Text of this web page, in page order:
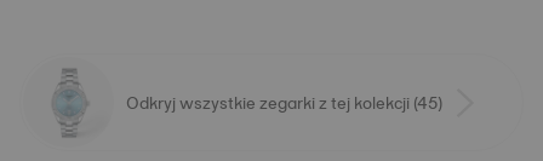
Odkryj wszystkie zegarki z tej kolekcji (45)